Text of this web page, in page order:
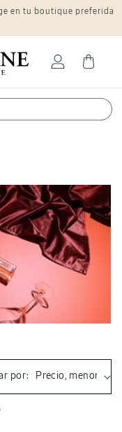
en tu boutique preferida
sesión
Carrito
por: